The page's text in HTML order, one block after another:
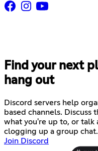
Find your next
hang out
Discord servers help
based channels. Discuss
what you're up to, or
clogging up a group chat.
Join Discord